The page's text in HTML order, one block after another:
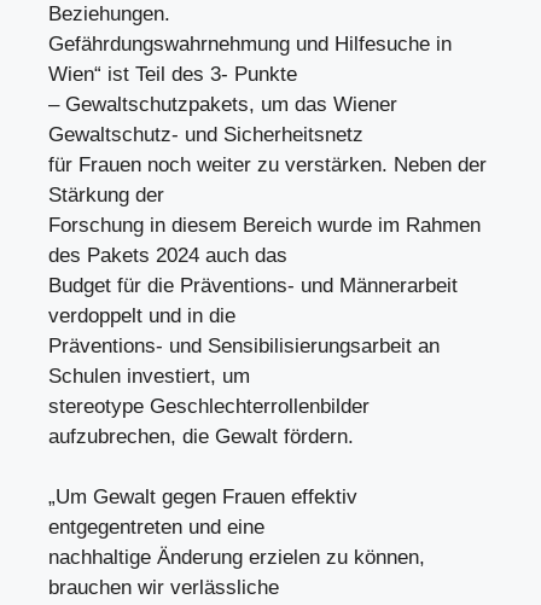
Beziehungen.
Gefährdungswahrnehmung und Hilfesuche in
Wien“ ist Teil des 3- Punkte
– Gewaltschutzpakets, um das Wiener
Gewaltschutz- und Sicherheitsnetz
für Frauen noch weiter zu verstärken. Neben der
Stärkung der
Forschung in diesem Bereich wurde im Rahmen
des Pakets 2024 auch das
Budget für die Präventions- und Männerarbeit
verdoppelt und in die
Präventions- und Sensibilisierungsarbeit an
Schulen investiert, um
stereotype Geschlechterrollenbilder
aufzubrechen, die Gewalt fördern.
„Um Gewalt gegen Frauen effektiv
entgegentreten und eine
nachhaltige Änderung erzielen zu können,
brauchen wir verlässliche